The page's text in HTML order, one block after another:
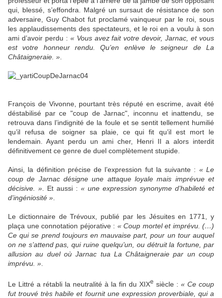
qui, blessé, s’effondra. Malgré un sursaut de résistance de son
adversaire, Guy Chabot fut proclamé vainqueur par le roi, sous
les applaudissements des spectateurs, et le roi en a voulu à son
ami d’avoir perdu : « Vous avez fait votre devoir, Jarnac, et vous
est votre honneur rendu. Qu’en enlève le seigneur de La
Châtaigneraie. »
François de Vivonne, pourtant très réputé en escrime, avait été
déstabilisé par ce "coup de Jarnac", inconnu et inattendu, se
retrouva dans l’indignité de la foule et se sentit tellement humilié
qu’il refusa de soigner sa plaie, ce qui fit qu’il est mort le
lendemain. Ayant perdu un ami cher, Henri II a alors interdit
définitivement ce genre de duel complètement stupide.
Ainsi, la définition précise de l’expression fut la suivante : « Le
coup de Jarnac désigne une attaque loyale mais imprévue et
décisive. » . Et aussi : « une expression synonyme d’habileté et
d’ingéniosité »
Le dictionnaire de Trévoux, publié par les Jésuites en 1771, y
plaça une connotation péjorative : « Coup mortel et imprévu. (…)
Ce qui se prend toujours en mauvaise part, pour un tour auquel
on ne s’attend pas, qui ruine quelqu’un, ou détruit la fortune, par
allusion au duel où Jarnac tua La Châtaigneraie par un coup
imprévu. »
Le Littré a rétabli la neutralité à la fin du XIXe siècle : « Ce coup
fut trouvé très habile et fournit une expression proverbiale, qui a